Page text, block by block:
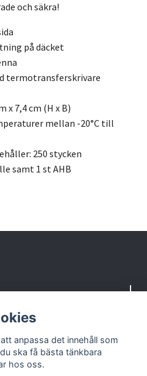
och säkra!
på däcket
termotransferskrivare
x 7,4 cm (H x B)
mellan -20°C till
250 stycken
samt 1 st AHB
anpassa det innehåll som
ska få bästa tänkbara
hos oss.